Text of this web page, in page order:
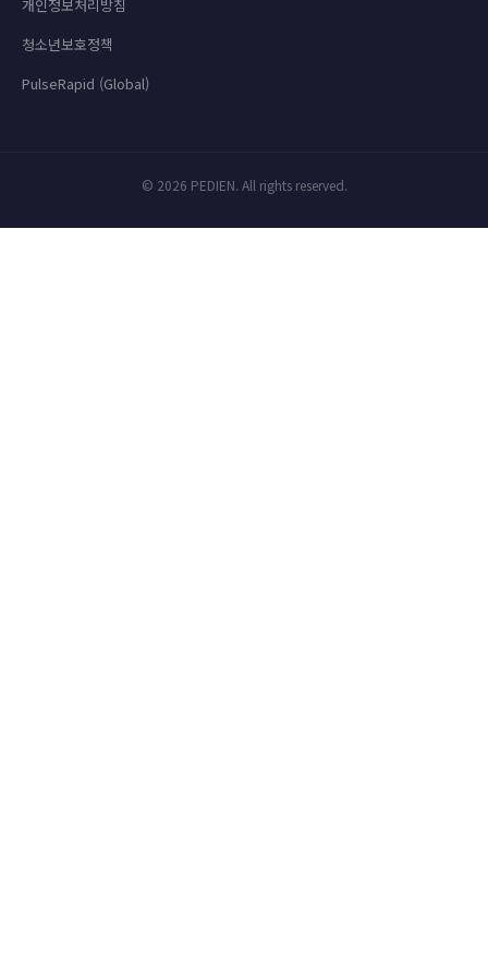
개인정보처리방침
청소년보호정책
PulseRapid (Global)
© 2026 PEDIEN. All rights reserved.